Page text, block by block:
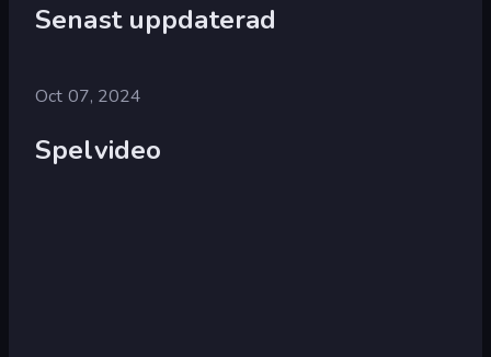
Senast uppdaterad
Oct 07, 2024
Spelvideo